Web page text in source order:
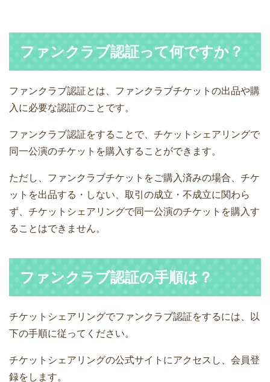
ファンクラブ認証って何ですか？
ファンクラブ認証とは、ファンクラブチケットの出品や購
入に必要な認証のことです。
ファンクラブ認証をすることで、チケットシェアリングで
同一公演のチケットを購入することができます。
ただし、ファンクラブチケットをご購入済みの場合、チケ
ットを出品する・しない、取引の成立・不成立に関わら
ず、チケットシェアリングで同一公演のチケットを購入す
ることはできません。
ファンクラブ認証の手順は？
チケットシェアリングでファンクラブ認証をするには、以
下の手順に従ってください。
チケットシェアリングの公式サイトにアクセスし、会員登
録をします。